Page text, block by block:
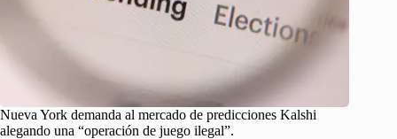
Nueva York demanda al mercado de predicciones Kalshi
alegando una “operación de juego ilegal”.